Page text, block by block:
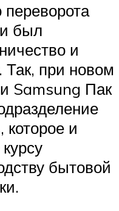
переворота
был
и
Так, при новом
Samsung Пак
и
бытовой